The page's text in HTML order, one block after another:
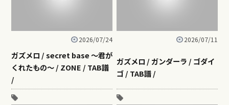
2026/07/24
ガズメロ / secret base ～君が
くれたもの～ / ZONE / TAB譜
/
2026/07/11
ガズメロ / ガンダーラ / ゴダイ
ゴ / TAB譜 /